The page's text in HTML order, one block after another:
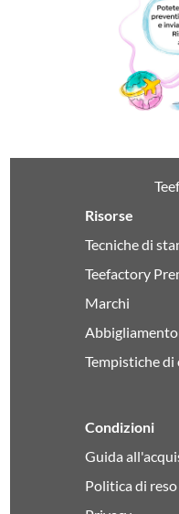
Risorse
Tecniche di
Teefactory
Marchi
Tempistiche di
Condizioni
Guida
Politica di reso